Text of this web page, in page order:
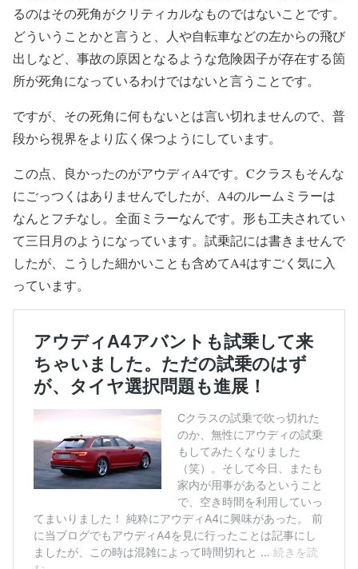
るのはその死角がクリティカルなものではないことです。
どういうことかと言うと、人や自転車などの左からの飛び
出しなど、事故の原因となるような危険因子が存在する箇
所が死角になっているわけではないと言うことです。
ですが、その死角に何もないとは言い切れませんので、普
段から視界をより広く保つようにしています。
この点、良かったのがアウディA4です。Cクラスもそんな
にごっつくはありませんでしたが、A4のルームミラーは
なんとフチなし。全面ミラーなんです。形も工夫されてい
て三日月のようになっています。試乗記には書きませんで
したが、こうした細かいことも含めてA4はすごく気に入
っています。